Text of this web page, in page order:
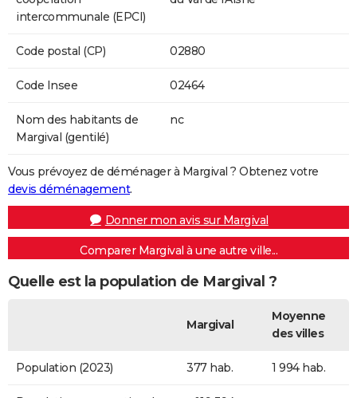
intercommunale (EPCI)
Code postal (CP) 02880
Code Insee 02464
Nom des habitants de
Margival (gentilé)
nc
Vous prévoyez de déménager à Margival ? Obtenez votre
devis déménagement.
Donner mon avis sur Margival
Comparer Margival à une autre ville...
Quelle est la population de Margival ?
Margival
Moyenne
des villes
Population (2023) 377 hab. 1 994 hab.